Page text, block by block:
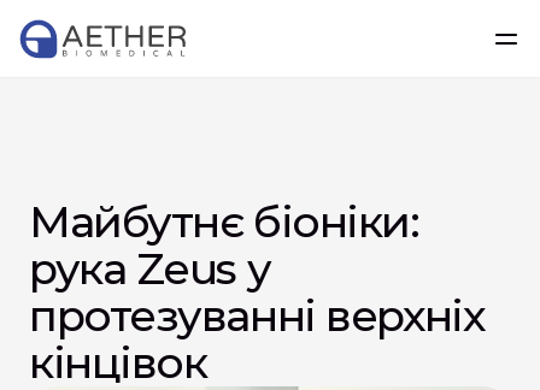
Майбутнє біоніки:
рука Zeus у
протезуванні верхніх
кінцівок